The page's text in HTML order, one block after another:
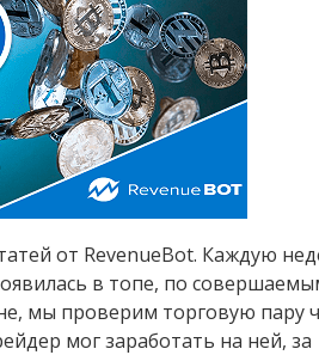
от RevenueBot. Каждую
в топе, по
мы проверим торговую пару
мог заработать на ней, за